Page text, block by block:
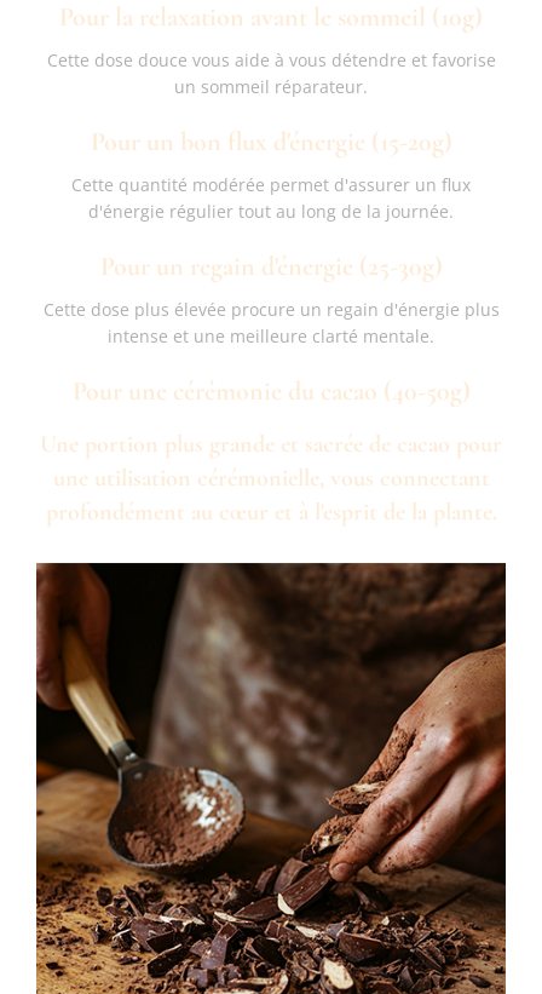
Pour la relaxation avant le sommeil (10g)
Cette dose douce vous aide à vous détendre et favorise
un sommeil réparateur.
Pour un bon flux d'énergie (15-20g)
Cette quantité modérée permet d'assurer un flux
d'énergie régulier tout au long de la journée.
Pour un regain d'énergie (25-30g)
Cette dose plus élevée procure un regain d'énergie plus
intense et une meilleure clarté mentale.
Pour une cérémonie du cacao (40-50g)
Une portion plus grande et sacrée de cacao pour
une utilisation cérémonielle, vous connectant
profondément au cœur et à l'esprit de la plante.